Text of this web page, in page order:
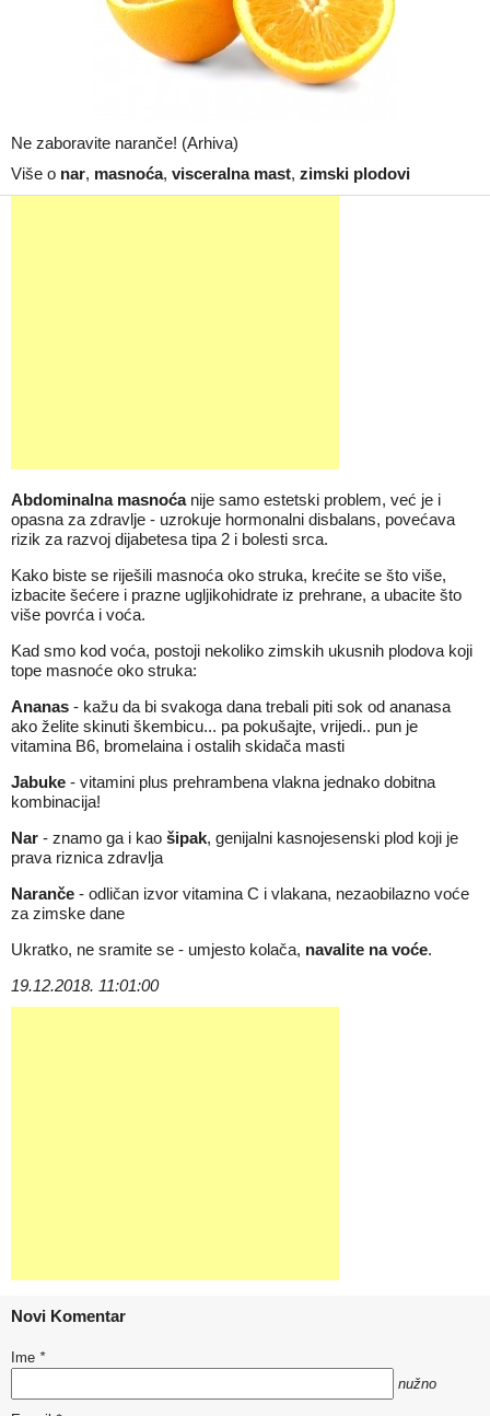
Ne zaboravite naranče! (Arhiva)
Više o nar, masnoća, visceralna mast, zimski plodovi
Abdominalna masnoćanije samo estetski problem, već je i
opasna za zdravlje - uzrokuje hormonalni disbalans, povećava
rizik za razvoj dijabetesa tipa 2 i bolesti srca.
Kako biste se riješili masnoća oko struka, krećite se što više,
izbacite šećere i prazne ugljikohidrate iz prehrane, a ubacite što
više povrća i voća.
Kad smo kod voća, postoji nekoliko zimskih ukusnih plodova koji
tope masnoće oko struka:
Ananas - kažu da bi svakoga dana trebali piti sok od ananasa
ako želite skinuti škembicu... pa pokušajte, vrijedi.. pun je
vitamina B6, bromelaina i ostalih skidača masti
Jabuke - vitamini plus prehrambena vlakna jednako dobitna
kombinacija!
Nar - znamo ga i kao šipak, genijalni kasnojesenski plod koji je
prava riznica zdravlja
Naranče - odličan izvor vitamina C i vlakana, nezaobilazno voće
za zimske dane
Ukratko, ne sramite se - umjesto kolača, navalite na voće.
19.12.2018. 11:01:00
Novi Komentar
Ime *
nužno